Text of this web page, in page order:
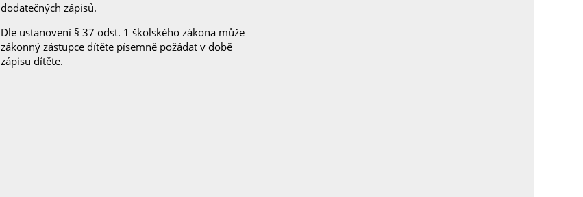
dodatečných zápisů.
Dle ustanovení § 37 odst. 1 školského zákona může
zákonný zástupce dítěte písemně požádat v době
zápisu dítěte.